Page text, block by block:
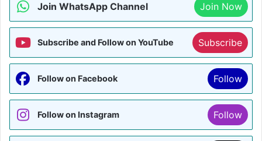
Join WhatsApp Channel Join Now
Subscribe and Follow on YouTube Subscribe
Follow on Facebook Follow
Follow on Instagram Follow